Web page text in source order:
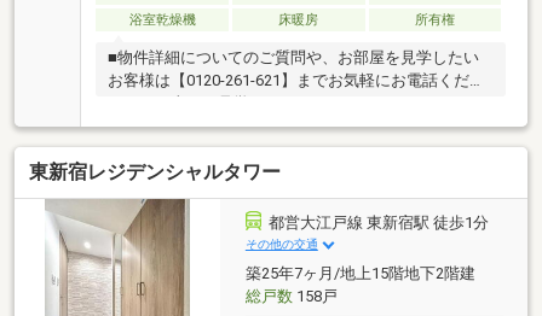
浴室乾燥機
床暖房 所有権
■物件詳細についてのご質問や、お部屋を見学したい
お客様は【0120-261-621】までお気軽にお電話くださ
スは、スター・マイカ・ホールディングス（東証プラ
イム上場）のグループ会社です○ 未改装のお部屋で
す ○ご案内・資料のご請求はお気軽にご連絡くださ
いませ ※お電話の場合：0120-261-621 ※メールの場
合：【資料請求】ボタンをクリック
東新宿レジデンシャルタワー
都営大江戸線 東新宿駅 徒歩1分
その他の交通
築25年7ヶ月/地上15階地下2階建
総戸数158戸